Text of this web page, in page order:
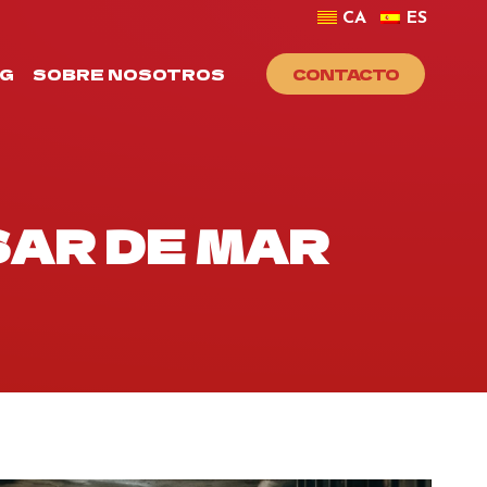
CA ES
SOBRE NOSOTROS CONTACTO
DE MAR